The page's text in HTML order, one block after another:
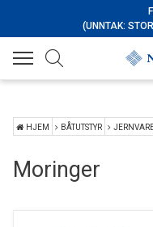
(UNNTAK:
HJEM BÅTUTSTYR
Moringer